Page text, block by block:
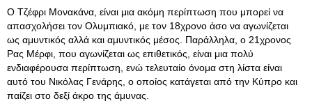
Ο Τζέφρι Μονακάνα, είναι μια ακόμη περίπτωση που μπορεί να
απασχολήσει τον Ολυμπιακό, με τον 18χρονο άσο να αγωνίζεται
ως αμυντικός αλλά και αμυντικός μέσος. Παράλληλα, ο 21χρονος
Ρας Μέρφι, που αγωνίζεται ως επιθετικός, είναι μια πολύ
ενδιαφέρουσα περίπτωση, ενώ τελευταίο όνομα στη λίστα είναι
αυτό του Νικόλας Γενάρης, ο οποίος κατάγεται από την Κύπρο και
παίζει στο δεξί άκρο της άμυνας.